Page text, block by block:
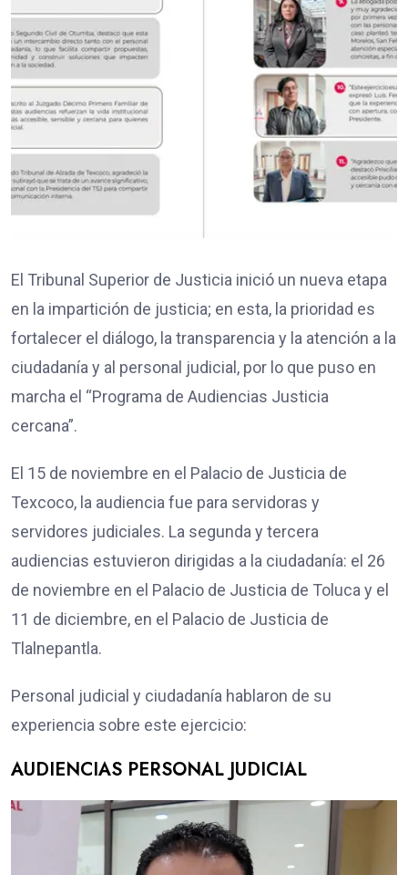
El Tribunal Superior de Justicia inició un nueva etapa
en la impartición de justicia; en esta, la prioridad es
fortalecer el diálogo, la transparencia y la atención a la
ciudadanía y al personal judicial, por lo que puso en
marcha el “Programa de Audiencias Justicia
cercana”.
El 15 de noviembre en el Palacio de Justicia de
Texcoco, la audiencia fue para servidoras y
servidores judiciales. La segunda y tercera
audiencias estuvieron dirigidas a la ciudadanía: el 26
de noviembre en el Palacio de Justicia de Toluca y el
11 de diciembre, en el Palacio de Justicia de
Tlalnepantla.
Personal judicial y ciudadanía hablaron de su
experiencia sobre este ejercicio:
AUDIENCIAS PERSONAL JUDICIAL